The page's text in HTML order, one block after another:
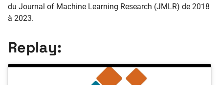
du Journal of Machine Learning Research (JMLR) de 2018
à 2023.
Replay: